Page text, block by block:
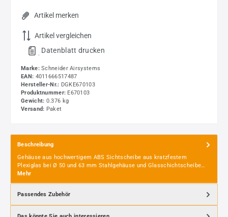
Artikel merken
Artikel vergleichen
. Datenblatt drucken
Marke:Schneider Airsystems
EAN: 4011666517487
Hersteller-Nr.: DGKE670103
Produktnummer: E670103
Gewicht: 0.376 kg
Versand: Paket
Beschreibung
Gehäuse aus hochwertigem ABS Sichtscheibe aus kratzfestem
Plexiglas bei Ø 50 und 63 mm Stahlgehäuse und Glasschichtscheibe…
Mehr
Passendes Zubehör